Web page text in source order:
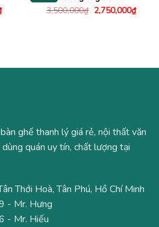
Giá
hiện
3,500,000₫ Giá
gốc
2,750,000₫Giá
hiện
ghế thanh lý giá rẻ, nội thất văn
quán uy tín, chất lượng tại
Thới Hoà, Tân Phú, Hồ Chí Minh
- Mr. Hưng
- Mr. Hiếu